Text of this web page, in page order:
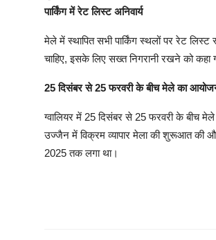
पार्किंग में रेट लिस्ट अनिवार्य
मेले में स्थापित सभी पार्किंग स्थलों पर रेट
चाहिए, इसके लिए सख्त निगरानी रखने को कहा
25 दिसंबर से 25 फरवरी के बीच मेले का
ग्वालियर में 25 दिसंबर से 25 फरवरी के बीच मेले
उज्जैन में विक्रम व्यापार मेला की शुरूआत की
2025 तक लगा था।